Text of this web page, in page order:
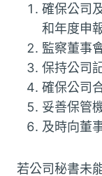
確保公司
和年度申
監察董事
保持公司
確保公司
妥善保管
及時向董
若公司秘書未